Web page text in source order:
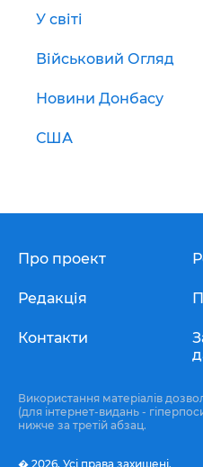
У світі
Військовий Огляд
Новини Донбасу
США
Про проект
Редакція
Контакти
Використання матеріалів
(для інтернет-видань -
нижче за третій абзац.
� 2026, Усі права захищені.